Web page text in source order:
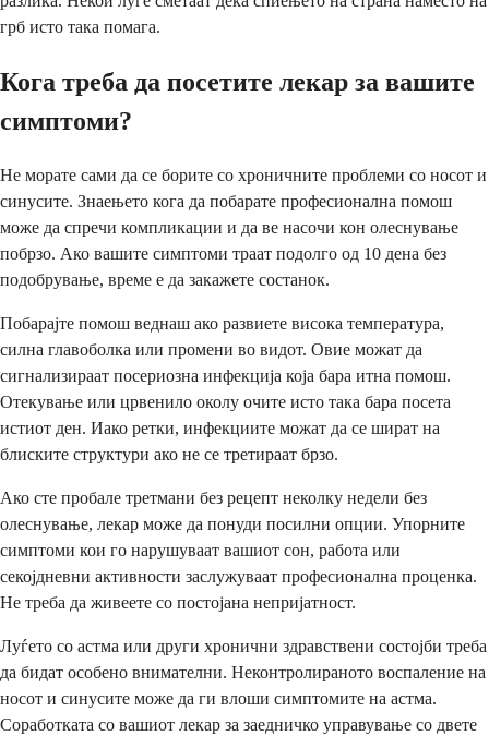
грб исто така помага.
Кога треба да посетите лекар за вашите
симптоми?
Не морате сами да се борите со хроничните проблеми со носот и
синусите. Знаењето кога да побарате професионална помош
може да спречи компликации и да ве насочи кон олеснување
побрзо. Ако вашите симптоми траат подолго од 10 дена без
подобрување, време е да закажете состанок.
Побарајте помош веднаш ако развиете висока температура,
силна главоболка или промени во видот. Овие можат да
сигнализираат посериозна инфекција која бара итна помош.
Отекување или црвенило околу очите исто така бара посета
истиот ден. Иако ретки, инфекциите можат да се шират на
блиските структури ако не се третираат брзо.
Ако сте пробале третмани без рецепт неколку недели без
олеснување, лекар може да понуди посилни опции. Упорните
симптоми кои го нарушуваат вашиот сон, работа или
секојдневни активности заслужуваат професионална проценка.
Не треба да живеете со постојана непријатност.
Луѓето со астма или други хронични здравствени состојби треба
да бидат особено внимателни. Неконтролираното воспаление на
носот и синусите може да ги влоши симптомите на астма.
Соработката со вашиот лекар за заедничко управување со двете